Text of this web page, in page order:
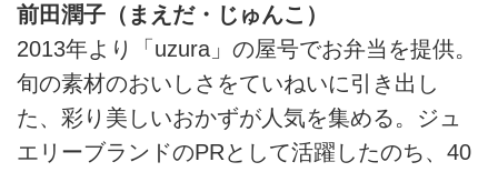
前田潤子（まえだ・じゅんこ）
2013年より「uzura」の屋号でお弁当を提供。
旬の素材のおいしさをていねいに引き出し
た、彩り美しいおかずが人気を集める。ジュ
エリーブランドのPRとして活躍したのち、40